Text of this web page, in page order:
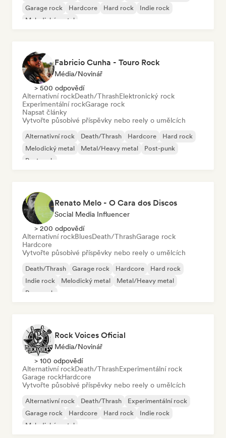
Garage rock
Hardcore Hard rock
Indie rock
Melodický metal
Fabricio Cunha - Touro Rock
Média/novinář
> 500 odpovědí
Alternativní rockDeath/ThrashElektronický rock
Experimentální rockGarage rock
Napsat články
Vytvořte působivé příspěvky nebo reely o umělcích
Alternativní rock Death/Thrash Hardcore
Hard rock
Melodický metal
Metal/Heavy metal
Post-punk
Post rock
Renato Melo - O Cara dos Discos
Social Media Influencer
> 200 odpovědí
Alternativní rockBluesDeath/ThrashGarage rock
Hardcore
Vytvořte působivé příspěvky nebo reely o umělcích
Death/Thrash Garage rock Hardcore
Hard rock
Indie rock
Melodický metal
Metal/Heavy metal
Pop-punk
Rock Voices Oficial
Média/novinář
> 100 odpovědí
Alternativní rockDeath/ThrashExperimentální rock
Garage rockHardcore
Vytvořte působivé příspěvky nebo reely o umělcích
Alternativní rock Death/Thrash
Experimentální rock
Garage rock
Hardcore Hard rock
Indie rock
Melodický metal